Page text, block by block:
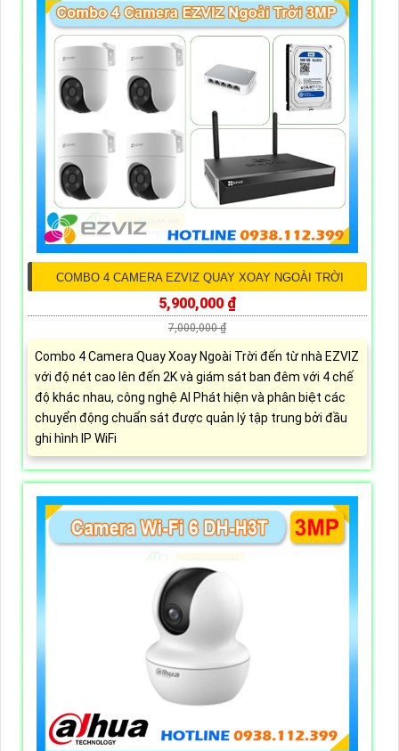
COMBO 4 CAMERA EZVIZ QUAY XOAY NGOÀI TRỜI
5,900,000 ₫
7,000,000 ₫
Combo 4 Camera Quay Xoay Ngoài Trời đến từ nhà EZVIZ
với độ nét cao lên đến 2K và giám sát ban đêm với 4 chế
độ khác nhau, công nghệ AI Phát hiện và phân biệt các
chuyển động chuẩn sát được quản lý tập trung bởi đầu
ghi hình IP WiFi